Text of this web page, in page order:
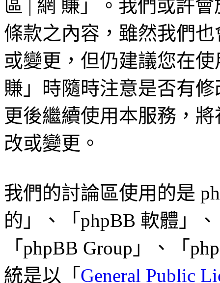
區 | 網 賺」。我們或許
條款之內容，雖然我們
或變更，但仍建議您在
賺」時隨時注意是否有
更後繼續使用本服務，
改或變更。
我們的討論區使用的是
的」、「phpBB 軟體」
「phpBB Group」、「
統是以「 General Public